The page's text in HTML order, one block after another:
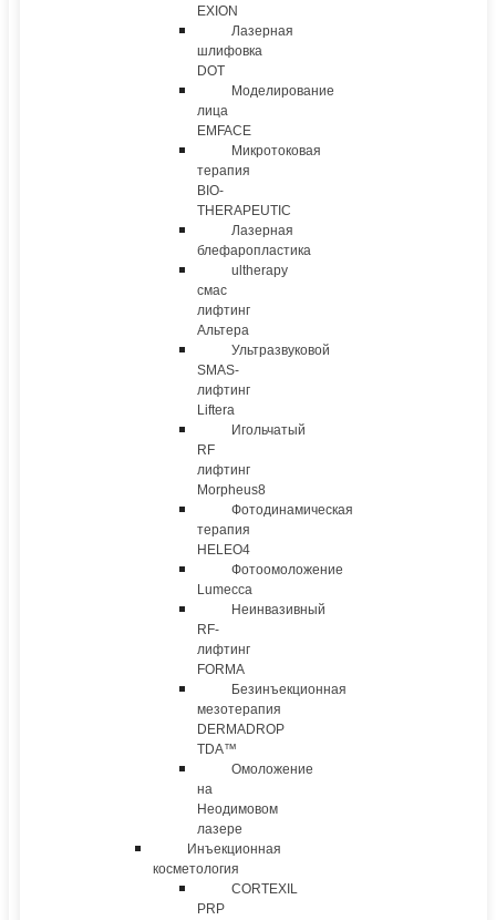
EXION
Лазерная
шлифовка
DOT
Моделирование
лица
EMFACE
Микротоковая
терапия
BIO-
THERAPEUTIC
Лазерная
блефаропластика
ultherapy
смас
лифтинг
Альтера
Ультразвуковой
SMAS-
лифтинг
Liftera
Игольчатый
RF
лифтинг
Morpheus8
Фотодинамическая
терапия
HELEO4
Фотоомоложение
Lumecca
Неинвазивный
RF-
лифтинг
FORMA
Безинъекционная
мезотерапия
DERMADROP
TDA™
Омоложение
на
Неодимовом
лазере
Инъекционная
косметология
CORTEXIL
PRP